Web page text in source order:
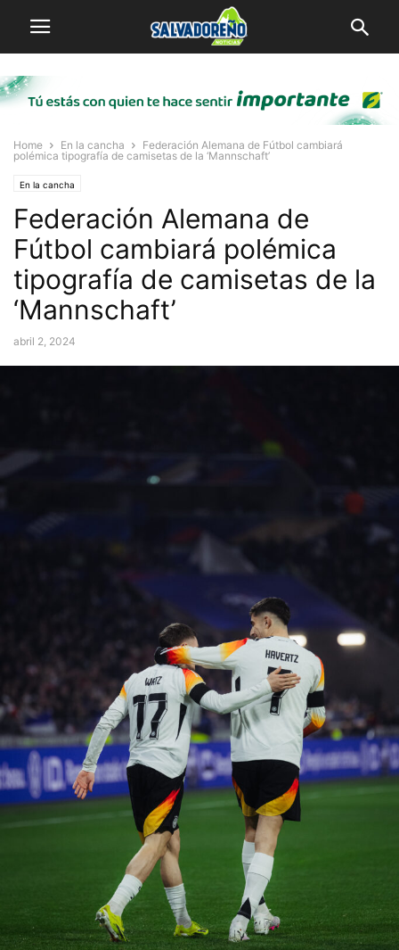
Home En la cancha
Federación Alemana de Fútbol cambiará
polémica tipografía de camisetas de la ‘Mannschaft’
En la cancha
Federación Alemana de
Fútbol cambiará polémica
tipografía de camisetas de la
‘Mannschaft’
abril 2, 2024